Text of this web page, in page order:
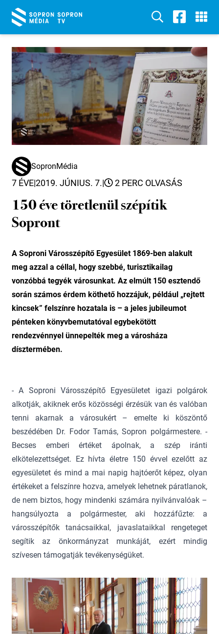
SopronMédia
7 ÉVE|2019. JÚNIUS. 7.| 2 PERC OLVASÁS
150 éve töretlenül szépítik
Sopront
A Soproni Városszépítő Egyesület 1869-ben alakult
meg azzal a céllal, hogy szebbé, turisztikailag
vonzóbbá tegyék városunkat. Az elmúlt 150 esztendő
során számos érdem köthető hozzájuk, például „rejtett
kincsek” felszínre hozatala is – a jeles jubileumot
pénteken könyvbemutatóval egybekötött
rendezvénnyel ünnepelték meg a városháza
dísztermében.
- A Soproni Városszépítő Egyesületet igazi polgárok
alkotják, akiknek erős közösségi érzésük van és valóban
tenni akarnak a városukért – emelte ki köszöntő
beszédében Dr. Fodor Tamás, Sopron polgármestere. -
Becses emberi értéket ápolnak, a szép iránti
elkötelezettséget. Ez hívta életre 150 évvel ezelőtt az
egyesületet és mind a mai napig hajtóerőt képez, olyan
értékeket a felszínre hozva, amelyek lehetnek páratlanok,
de nem biztos, hogy mindenki számára nyilvánvalóak –
hangsúlyozta a polgármester, aki hozzáfűzte: a
városszépítők tanácsaikkal, javaslataikkal rengeteget
segítik az önkormányzat munkáját, ezért mindig
szívesen támogatják tevékenységüket.